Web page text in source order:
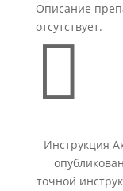
Описание
отсутствует.

Инструкция
точной